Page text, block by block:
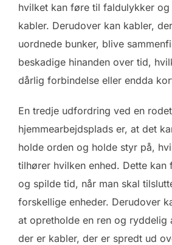
hvilket kan føre til faldulykker
kabler. Derudover kan kabler,
uordnede bunker, blive
beskadige hinanden over tid,
dårlig forbindelse eller endda
En tredje udfordring ved en rodet
hjemmearbejdsplads er, at det
holde orden og holde styr på,
tilhører hvilken enhed. Dette
og spilde tid, når man skal
forskellige enheder. Derudover
at opretholde en ren og ryddelig
der er kabler, der er spredt ud